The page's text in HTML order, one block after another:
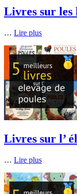
Livres sur les
… Lire plus
Livres sur l’
… Lire plus